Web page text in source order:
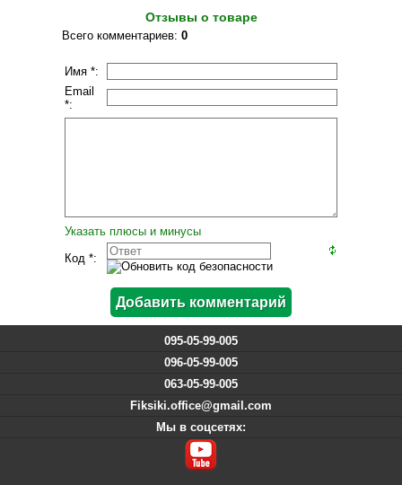
Отзывы о товаре
Всего комментариев: 0
Имя *:
Email
*:
Указать плюсы и минусы
Код *:
095-05-99-005
096-05-99-005
063-05-99-005
Fiksiki.office@gmail.com
Мы в соцсетях: